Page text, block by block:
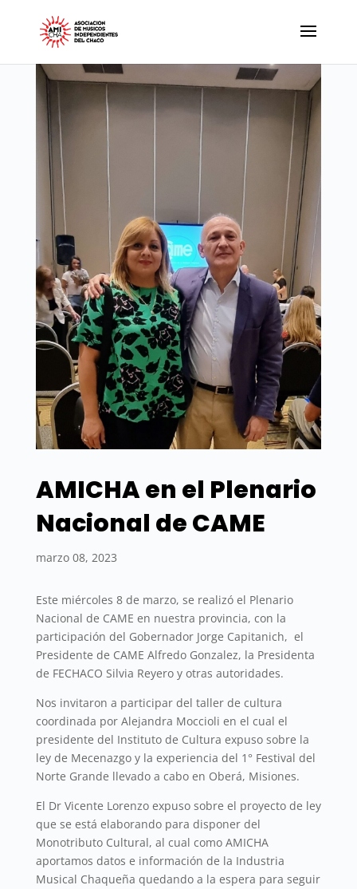
AMICHA en el Plenario
Nacional de CAME
marzo 08, 2023
Este miércoles 8 de marzo, se realizó el Plenario
Nacional de CAME en nuestra provincia, con la
participación del Gobernador Jorge Capitanich, el
Presidente de CAME Alfredo Gonzalez, la Presidenta
de FECHACO Silvia Reyero y otras autoridades.
Nos invitaron a participar del taller de cultura
coordinada por Alejandra Moccioli en el cual el
presidente del Instituto de Cultura expuso sobre la
ley de Mecenazgo y la experiencia del 1° Festival del
Norte Grande llevado a cabo en Oberá, Misiones.
El Dr Vicente Lorenzo expuso sobre el proyecto de ley
que se está elaborando para disponer del
Monotributo Cultural, al cual como AMICHA
aportamos datos e información de la Industria
Musical Chaqueña quedando a la espera para seguir